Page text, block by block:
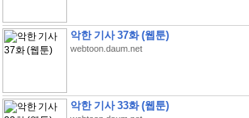
악한 기사 37화 (웹툰)
webtoon.daum.net
악한 기사 33화 (웹툰)